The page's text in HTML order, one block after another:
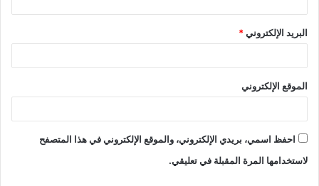
البريد الإلكتروني*
الموقع الإلكتروني
احفظ اسمي، بريدي الإلكتروني، والموقع الإلكتروني في هذا المتصفح
لاستخدامها المرة المقبلة في تعليقي.